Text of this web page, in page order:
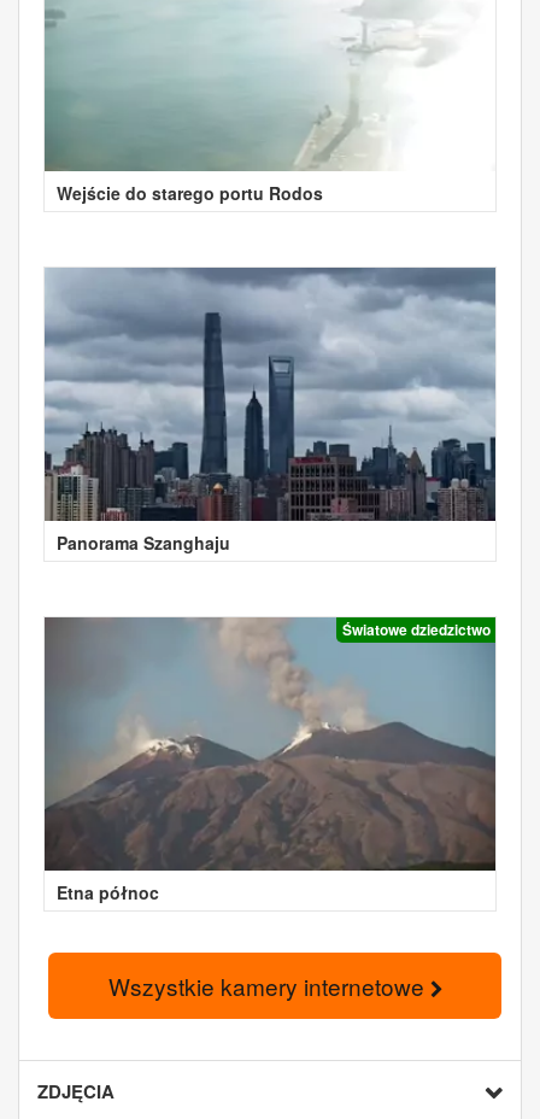
Wejście do starego portu Rodos
Panorama Szanghaju
Światowe dziedzictwo
Etna północ
Wszystkie kamery internetowe
ZDJĘCIA